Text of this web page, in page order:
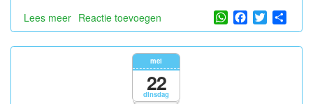
Lees meer over
Herdenkingsbloemen
Reactie toevoegen WhatsApp
Facebook
Twitter
dinsdag
mei
22